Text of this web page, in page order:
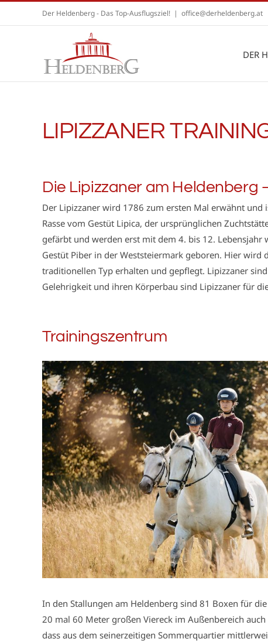
Inhalt
Der Heldenberg - Das Top-Ausflugsziel! | office@derheldenberg.at
DER
LIPIZZANER
Die Lipizzaner am Heldenberg
Der Lipizzaner wird 1786 zum ersten Mal erwähnt und
Rasse vom Gestüt Lipica, der ursprünglichen
gefärbt und werden erst mit dem 4. bis 12. Lebensjahr
Gestüt Piber in der Weststeiermark geboren. Hier
traditionellen Typ erhalten und gepflegt. Lipizzaner
Gelehrigkeit und ihren Körperbau sind Lipizzaner für
Trainingszentrum
In den Stallungen am Heldenberg sind 81 Boxen für
20 mal 60 Meter großen Viereck im Außenbereich
dass aus dem seinerzeitigen Sommerquartier